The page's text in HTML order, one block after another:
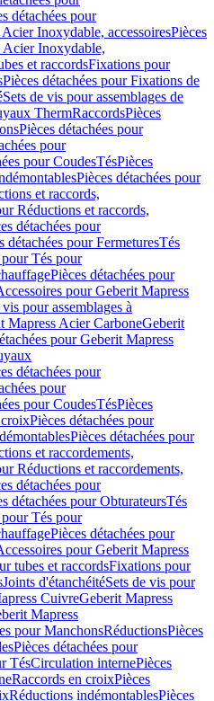
détachées pour
Inoxydable, accessoiresPièces
Acier Inoxydable,
et raccordsFixations pour
Pièces détachées pour Fixations de
Sets de vis pour assemblages de
ThermRaccordsPièces
Pièces détachées pour
pour
pour CoudesTésPièces
Pièces détachées pour
et raccords,
Réductions et raccords,
détachées pour
détachées pour FermeturesTés
pour Tés pour
Pièces détachées pour
pour Geberit Mapress
vis pour assemblages à
Mapress Acier CarboneGeberit
pour Geberit Mapress
détachées pour
pour
pour CoudesTésPièces
Pièces détachées pour
Pièces détachées pour
et raccordements,
Réductions et raccordements,
détachées pour
détachées pour ObturateursTés
pour Tés pour
Pièces détachées pour
pour Geberit Mapress
tubes et raccordsFixations pour
Joints d'étanchéitéSets de vis pour
CuivreGeberit Mapress
Mapress
pour ManchonsRéductionsPièces
Pièces détachées pour
TésCirculation internePièces
Raccords en croixPièces
Réductions indémontablesPièces